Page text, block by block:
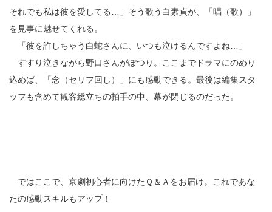
それでも私は彼を愛してる…」そう歌う白素貞が、「唱（歌）」
を見事に魅せてくれる。
「彼を許しちゃう白蛇さんに、いつも泣けるんですよね…」
すすり泣きながら野口さんがぽつり。ここまでドラマにのめり
込めば、「念（セリフ回し）」にも感動できる。最後は編集スタ
ッフも含めて観客総立ちの拍手の中、幕が閉じるのだった。
ではここで、京劇初心者に向けたＱ＆Ａをお届け。これであな
たの感動スキルもアップ！